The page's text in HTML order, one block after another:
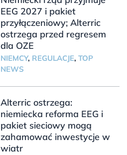
EEG 2027 i pakiet
przyłączeniowy; Alterric
ostrzega przed regresem
dla OZE
NIEMCY, REGULACJE, TOP
NEWS
Alterric ostrzega:
niemiecka reforma EEG i
pakiet sieciowy mogą
zahamować inwestycje w
wiatr